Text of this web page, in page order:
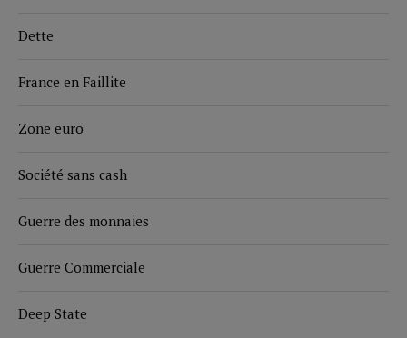
Dette
France en Faillite
Zone euro
Société sans cash
Guerre des monnaies
Guerre Commerciale
Deep State